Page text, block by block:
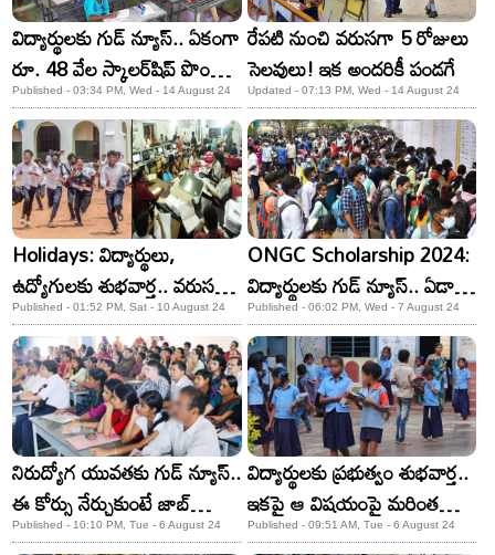
విద్యార్థులకు గుడ్ న్యూస్.. ఏకంగా
రూ. 48 వేల స్కాలర్‌షిప్ పొందే
ఛాన్స్.. అర్హులు వీరే
Published - 03:34 PM, Wed - 14 August 24
రేపటి నుంచి వరుసగా 5 రోజులు
సెలవులు! ఇక అందరికీ పండగే
Updated - 07:13 PM, Wed - 14 August 24
Holidays: విద్యార్థులు,
ఉద్యోగులకు శుభవార్త.. వరుసగా
5 రోజులు సెలవులు
Published - 01:52 PM, Sat - 10 August 24
ONGC Scholarship 2024:
విద్యార్థులకు గుడ్ న్యూస్.. ఏడాదికి
48 వేల స్కాలర్ షిప్.. ఇప్పుడే
అప్లై చేసుకోండి
Published - 06:02 PM, Wed - 7 August 24
నిరుద్యోగ యువతకు గుడ్ న్యూస్..
ఈ కోర్సు నేర్చుకుంటే జాబ్
గ్యారెంటీ
Published - 10:10 PM, Tue - 6 August 24
విద్యార్థులకు ప్రభుత్వం శుభవార్త..
ఇకపై ఆ విషయంపై మరింత
ఫోకస్!
Published - 09:51 AM, Tue - 6 August 24